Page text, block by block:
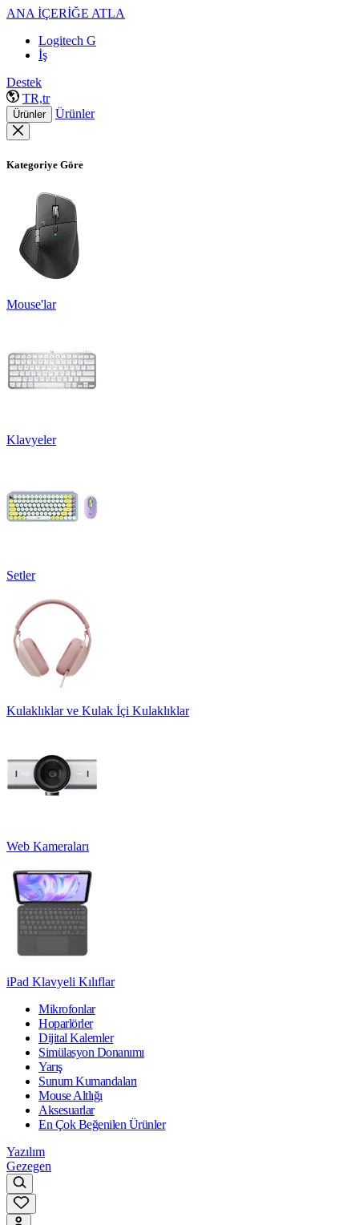
ANA İÇERİĞE ATLA
Logitech G
İş
Destek
TR,tr
Ürünler Ürünler
Kategoriye Göre
Mouse'lar
Klavyeler
Setler
Kulaklıklar ve Kulak İçi Kulaklıklar
Web Kameraları
iPad Klavyeli Kılıflar
Mikrofonlar
Hoparlörler
Dijital Kalemler
Simülasyon Donanımı
Yarış
Sunum Kumandaları
Mouse Altlığı
Aksesuarlar
En Çok Beğenilen Ürünler
Yazılım
Gezegen